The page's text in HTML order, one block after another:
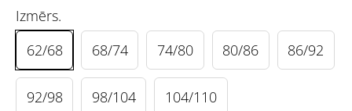
Izmērs.
62/68
68/74 74/80 80/86 86/92
92/98 98/104 104/110